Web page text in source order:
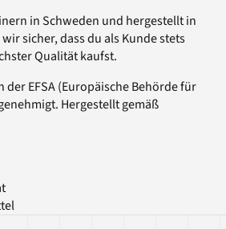
in Schweden und hergestellt in
sicher, dass du als Kunde stets
Qualität kaufst.
EFSA (Europäische Behörde für
Hergestellt gemäß